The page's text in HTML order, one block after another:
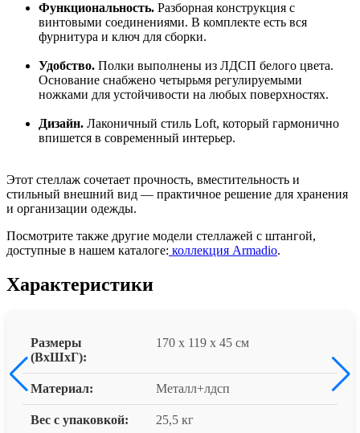
Функциональность. Разборная конструкция с
винтовыми соединениями. В комплекте есть вся
фурнитура и ключ для сборки.
Удобство. Полки выполнены из ЛДСП белого цвета.
Основание снабжено четырьмя регулируемыми
ножками для устойчивости на любых поверхностях.
Дизайн. Лаконичный стиль Loft, который гармонично
впишется в современный интерьер.
Этот стеллаж сочетает прочность, вместительность и
стильный внешний вид — практичное решение для хранения
и организации одежды.
Посмотрите также другие модели стеллажей с штангой,
доступные в нашем каталоге: коллекция Armadio.
Характеристики
Размеры
(ВxШxГ):
170 x 119 x 45 см
Материал: Металл+лдсп
Вес с упаковкой: 25,5 кг